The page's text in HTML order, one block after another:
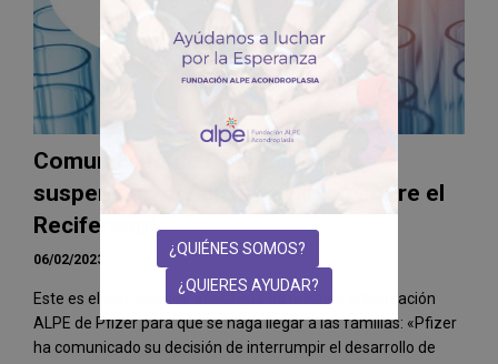
Comunicado de Pfizer sobre la
suspensión del ensayo clínico sobre el
Recifercept
06/02/2023
Este es el comunicado oficial que ha recibido la Fundación
ALPE de Pfizer para que se haga llegar a las familias: «Pfizer
ha comunicado su decisión de interrumpir el desarrollo de
¿QUIÉNES SOMOS?
¿QUIERES AYUDAR?